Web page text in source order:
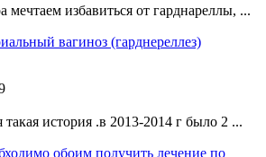
избавиться от гарднареллы, ...
вагиноз (гарднереллез)
история .в 2013-2014 г было 2 ...
обоим получить лечение по